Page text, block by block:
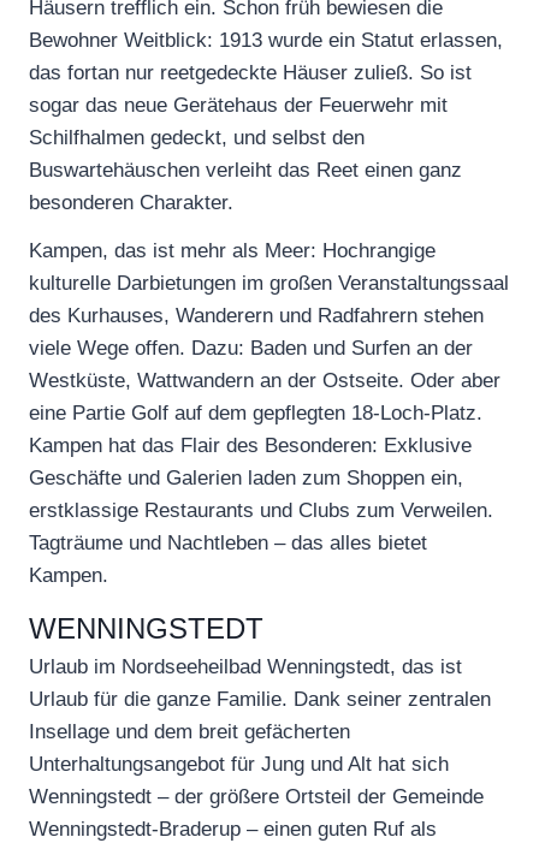
Häusern trefflich ein. Schon früh bewiesen die
Bewohner Weitblick: 1913 wurde ein Statut erlassen,
das fortan nur reetgedeckte Häuser zuließ. So ist
sogar das neue Gerätehaus der Feuerwehr mit
Schilfhalmen gedeckt, und selbst den
Buswartehäuschen verleiht das Reet einen ganz
besonderen Charakter.
Kampen, das ist mehr als Meer: Hochrangige
kulturelle Darbietungen im großen Veranstaltungssaal
des Kurhauses, Wanderern und Radfahrern stehen
viele Wege offen. Dazu: Baden und Surfen an der
Westküste, Wattwandern an der Ostseite. Oder aber
eine Partie Golf auf dem gepflegten 18-Loch-Platz.
Kampen hat das Flair des Besonderen: Exklusive
Geschäfte und Galerien laden zum Shoppen ein,
erstklassige Restaurants und Clubs zum Verweilen.
Tagträume und Nachtleben – das alles bietet
Kampen.
WENNINGSTEDT
Urlaub im Nordseeheilbad Wenningstedt, das ist
Urlaub für die ganze Familie. Dank seiner zentralen
Insellage und dem breit gefächerten
Unterhaltungsangebot für Jung und Alt hat sich
Wenningstedt – der größere Ortsteil der Gemeinde
Wenningstedt-Braderup – einen guten Ruf als